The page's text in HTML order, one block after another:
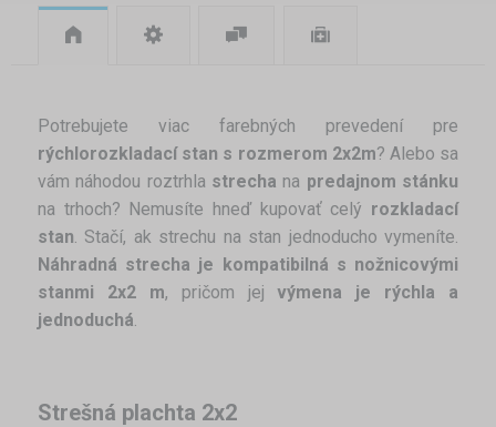
Potrebujete viac farebných prevedení pre
rýchlorozkladací stan s rozmerom 2x2m? Alebo sa
vám náhodou roztrhla strecha na predajnom stánku
na trhoch? Nemusíte hneď kupovať celý rozkladací
stan . Stačí, ak strechu na stan jednoducho vymeníte.
Náhradná strecha je kompatibilná s nožnicovými
stanmi 2x2 m, pričom jejvýmena je rýchla a
jednoduchá
Strešná plachta 2x2